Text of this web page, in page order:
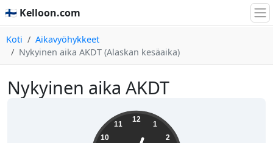
🇫🇮 Kelloon.com
Koti
Aikavyöhykkeet
Nykyinen aika AKDT (Alaskan kesäaika)
Nykyinen aika AKDT
12
1
2
10
11